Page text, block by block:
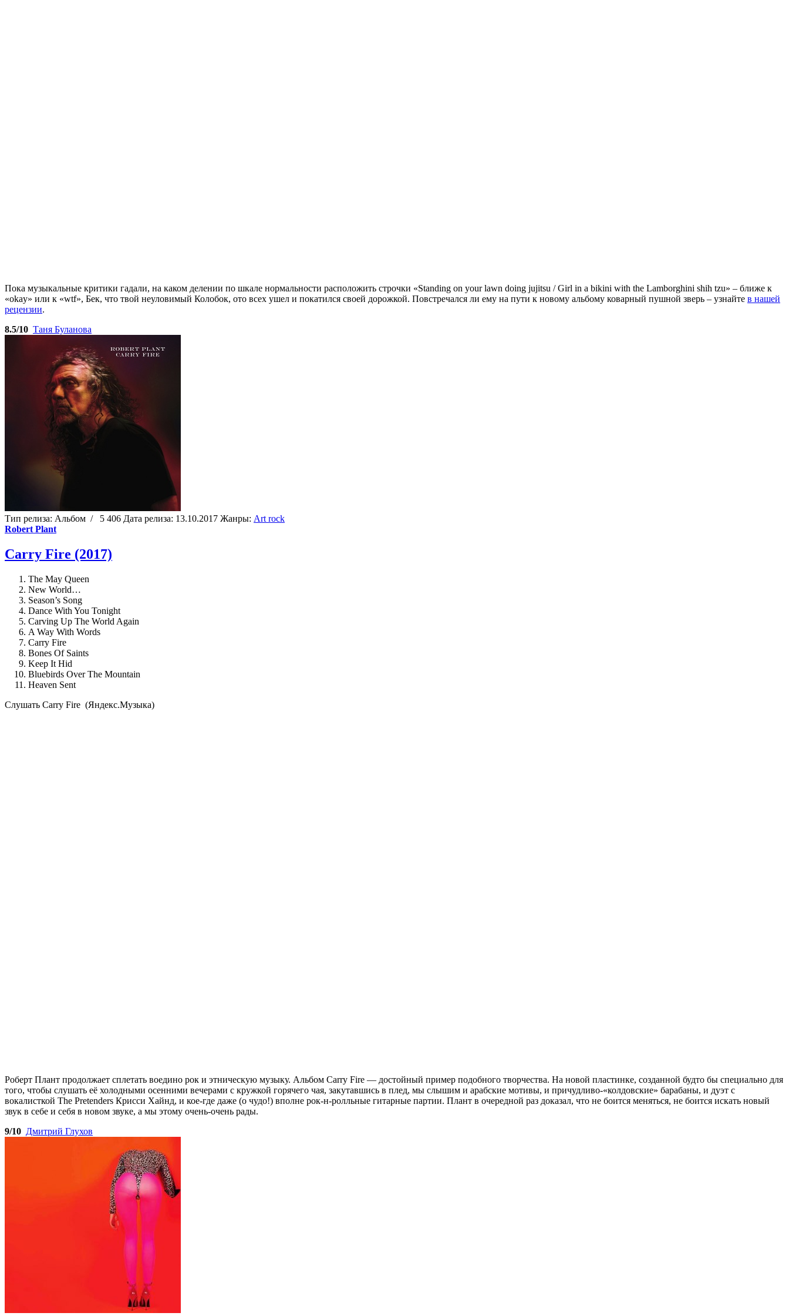
Пока музыкальные критики гадали, на каком делении по шкале нормальности расположить строчки «Standing on your lawn doing jujitsu / Girl in a bikini with the Lamborghini shih tzu» – ближе к
«okay» или к «wtf», Бек, что твой неуловимый Колобок, ото всех ушел и покатился своей дорожкой. Повстречался ли ему на пути к новому альбому коварный пушной зверь ‒ узнайте в нашей
рецензии.
8.5/10 Таня Буланова
Тип релиза: Альбом / 5 406 Дата релиза: 13.10.2017 Жанры: Art rock
Robert Plant
Carry Fire (2017)
The May Queen
New World…
Season’s Song
Dance With You Tonight
Carving Up The World Again
A Way With Words
Carry Fire
Bones Of Saints
Keep It Hid
Bluebirds Over The Mountain
Heaven Sent
Cлушать Carry Fire (Яндекс.Музыка)
Роберт Плант продолжает сплетать воедино рок и этническую музыку. Альбом Carry Fire — достойный пример подобного творчества. На новой пластинке, созданной будто бы специально для
того, чтобы слушать её холодными осенними вечерами с кружкой горячего чая, закутавшись в плед, мы слышим и арабские мотивы, и причудливо-«колдовские» барабаны, и дуэт с
вокалисткой The Pretenders Крисси Хайнд, и кое-где даже (о чудо!) вполне рок-н-ролльные гитарные партии. Плант в очередной раз доказал, что не боится меняться, не боится искать новый
звук в себе и себя в новом звуке, а мы этому очень-очень рады.
9/10 Дмитрий Глухов